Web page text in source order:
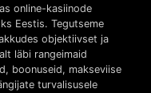
online-kasiinode
Eestis. Tegutseme
objektiivset ja
läbi rangeimaid
boonuseid, makseviise
turvalisusele